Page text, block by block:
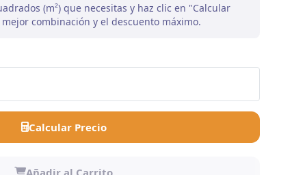
(m²) que necesitas y haz clic en "Calcular
combinación y el descuento máximo.
Calcular Precio
Añadir al Carrito